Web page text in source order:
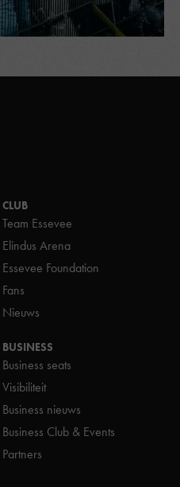
CLUB
Team Essevee
Elindus Arena
Essevee Foundation
Fans
Nieuws
BUSINESS
Business seats
Visibiliteit
Business nieuws
Business Club & Events
Partners